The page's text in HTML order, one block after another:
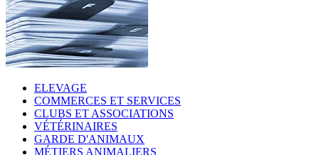
ELEVAGE
COMMERCES ET SERVICES
CLUBS ET ASSOCIATIONS
VÉTÉRINAIRES
GARDE D'ANIMAUX
MÉTIERS ANIMALIERS